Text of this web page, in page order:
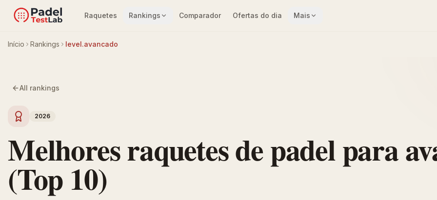
Raquetes Rankings Comparador Ofertas do dia Mais
Início Rankings level.avancado
All rankings
2026
Melhores raquetes de padel para
(Top 10)